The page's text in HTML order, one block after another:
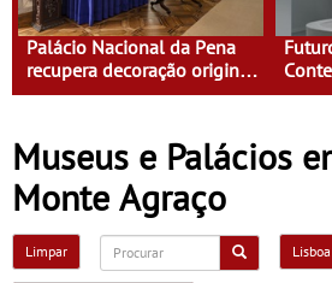
Palácio Nacional da Pena
recupera decoração original
da Sala de Visitas
Museus e Palácios
Monte Agraço
Limpar Lisboa